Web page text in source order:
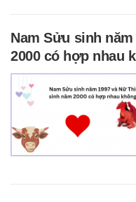
Nam Sửu sinh
2000 có hợp nhau